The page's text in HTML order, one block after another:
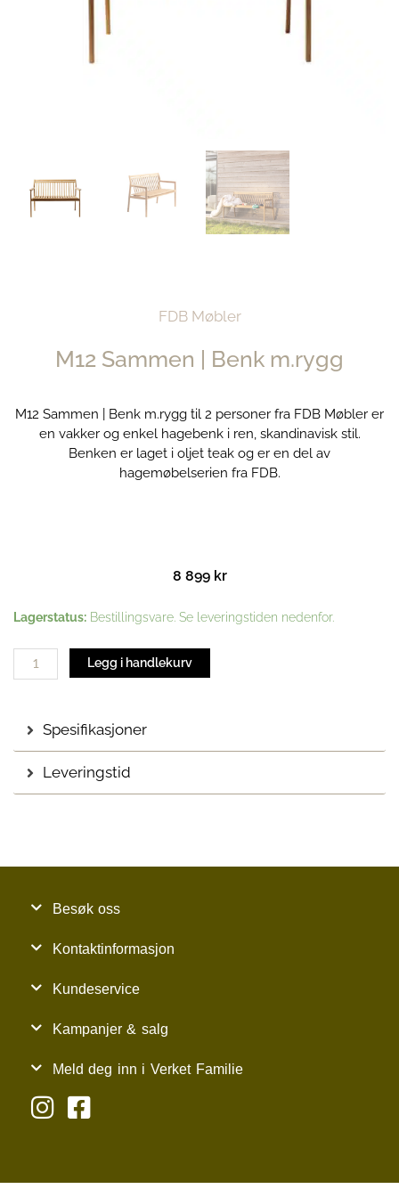
FDB Møbler
M12 Sammen | Benk m.rygg
M12 Sammen | Benk m.rygg til 2 personer fra FDB Møbler er
en vakker og enkel hagebenk i ren, skandinavisk stil.
Benken er laget i oljet teak og er en del av
hagemøbelserien fra FDB.
8 899 kr
Lagerstatus: Bestillingsvare. Se leveringstiden nedenfor.
M12
Legg i handlekurv
Spesifikasjoner
Leveringstid
Besøk oss
Kontaktinformasjon
Kundeservice
Kampanjer & salg
Meld deg inn i Verket Familie